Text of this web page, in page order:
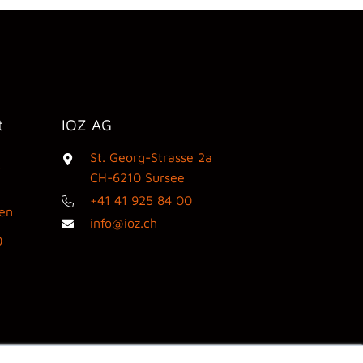
IOZ AG
St. Georg-Strasse 2a
CH-6210 Sursee
+41 41 925 84 00
info@ioz.ch